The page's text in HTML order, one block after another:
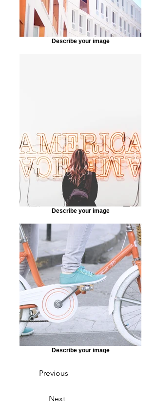
Describe your image
Describe your image
Describe your image
Previous
Next